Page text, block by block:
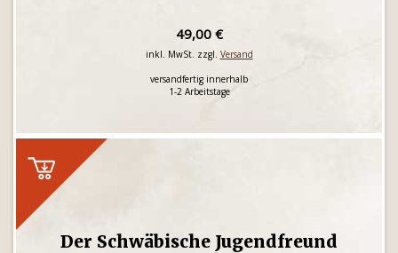
49,00 €
inkl. MwSt. zzgl. Versand
versandfertig innerhalb
1-2 Arbeitstage
Der Schwäbische Jugendfreund